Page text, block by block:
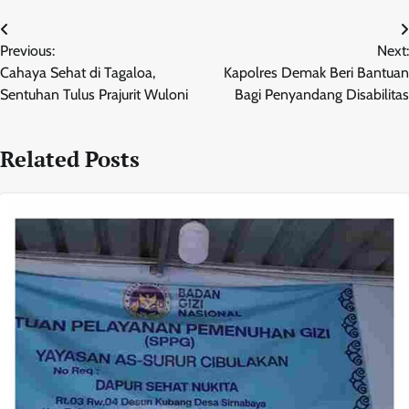
Navigasi
pos
Previous:
Cahaya Sehat di Tagaloa,
Sentuhan Tulus Prajurit Wuloni
Next:
Kapolres Demak Beri Bantuan
Bagi Penyandang Disabilitas
Related Posts